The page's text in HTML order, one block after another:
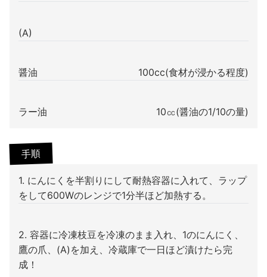
(A)
醤油 100cc(食材が浸かる程度)
ラー油 10㏄(醤油の1/10の量)
手順
1. にんにくを半割りにして耐熱容器に入れて、ラップ
をして600Wのレンジで1分半ほど加熱する。
2. 容器に冷凍枝豆を冷凍のまま入れ、1のにんにく、
鷹の爪、(A)を加え、冷蔵庫で一日ほど漬けたら完
成！